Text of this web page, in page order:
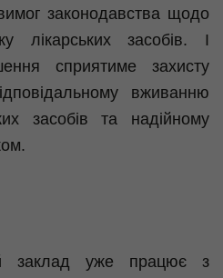
законодавства щодо
лікарських засобів. І
сприятиме захисту
вживанню
засобів та надійному
заклад уже працює з